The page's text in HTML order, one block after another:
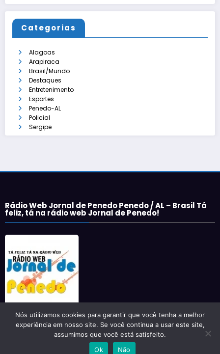
Categorias
Alagoas
Arapiraca
Brasil/Mundo
Destaques
Entretenimento
Esportes
Penedo-AL
Policial
Sergipe
Rádio Web Jornal de Penedo Penedo / AL – Brasil Tá
feliz, tá na rádio web Jornal de Penedo!
Newscrunch - Magazine & BlogWordPressTema 2026 | Powered By
SpiceThemes
Nós utilizamos cookies para garantir que você tenha a melhor
experiência em nosso site. Se você continua a usar este site,
assumimos que você está satisfeito.
Ok
Não